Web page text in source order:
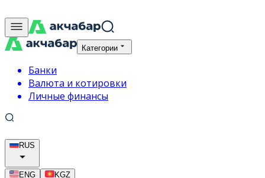
Категории
Банки
Валюта и котировки
Личные финансы
RUS
ENG
KGZ